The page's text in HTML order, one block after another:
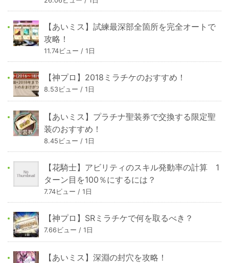
【あいミス】試練最深部全箇所を完全オートで
攻略！
11.74ビュー / 1日
【神プロ】2018ミラチケのおすすめ！
8.53ビュー / 1日
【あいミス】プラチナ聖装券で交換する限定聖
装のおすすめ！
8.45ビュー / 1日
【花騎士】アビリティのスキル発動率の計算 1
ターン目を100％にするには？
7.74ビュー / 1日
【神プロ】SRミラチケで何を取るべき？
7.66ビュー / 1日
【あいミス】深淵の封穴を攻略！